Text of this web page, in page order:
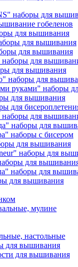
наборы для
гобеленов
для вышивания
для вышивания
для вышивания
наборы для
для вышивания
наборы для
руками" наборы
для вышивания
для
для
наборы для
наборы с бисером
для вышивания
наборы для
для
наборы для
для вышивания
мулине
настольные
для вышивания
для вышивания